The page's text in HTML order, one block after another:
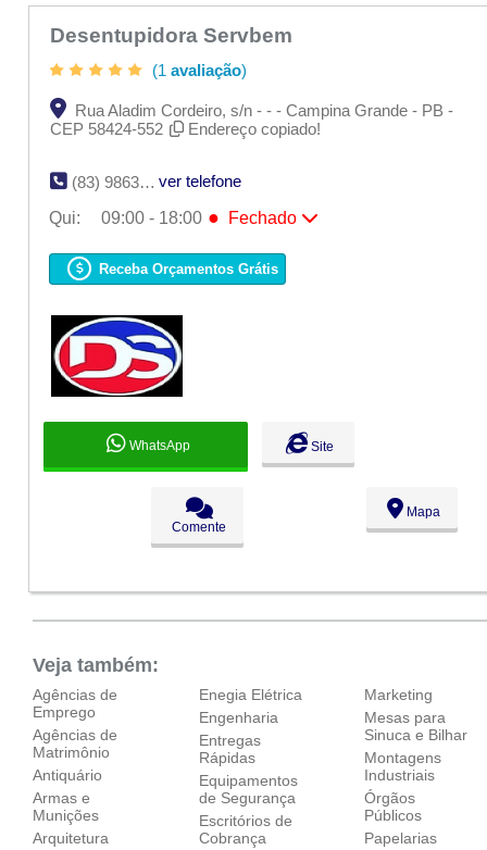
Desentupidora Servbem
(1 avaliação)
Rua Aladim Cordeiro, s/n - - - Campina Grande - PB -
CEP 58424-552
Endereço copiado!
(83) 98634-6976 | (83) 98908-4925
ver telefone
Qui:
09:00 - 18:00 ● Fechado
Ter:
09:00 - 18:00
Qua:
09:00 - 18:00
Sex:
09:00 - 18:00
Sáb:
Fechado
Dom:
Fechado
Receba Orçamentos Grátis
WhatsApp Site
Comente
Mapa
Veja também:
Agências de
Emprego
Agências de
Matrimônio
Antiquário
Armas e
Munições
Arquitetura
Enegia Elétrica
Engenharia
Entregas
Rápidas
Equipamentos
de Segurança
Escritórios de
Cobrança
Marketing
Mesas para
Sinuca e Bilhar
Montagens
Industriais
Órgãos
Públicos
Papelarias